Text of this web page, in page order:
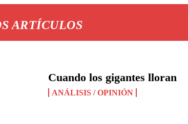
ARTÍCULOS
Cuando los gigantes lloran
ANÁLISIS / OPINIÓN